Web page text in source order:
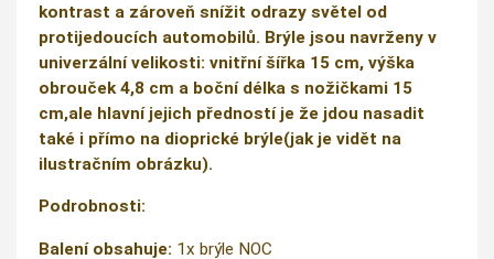
kontrast a zároveň snížit odrazy světel od
protijedoucích automobilů. Brýle jsou navrženy v
univerzální velikosti: vnitřní šířka 15 cm, výška
obrouček 4,8 cm a boční délka s nožičkami 15
cm,ale hlavní jejich předností je že jdou nasadit
také i přímo na dioprické brýle(jak je vidět na
ilustračním obrázku).
Podrobnosti:
Balení obsahuje: 1x brýle NOC